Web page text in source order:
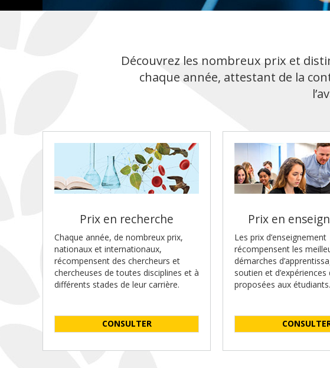
Découvrez les nombreux prix et
chaque année, attestant de la
Prix en recherche
Chaque année, de nombreux prix,
nationaux et internationaux,
récompensent des chercheurs et
chercheuses de toutes disciplines et à
différents stades de leur carrière.
CONSULTER
Prix en
Les prix d’enseignement
récompensent les
démarches
soutien et
proposées aux étudiants.